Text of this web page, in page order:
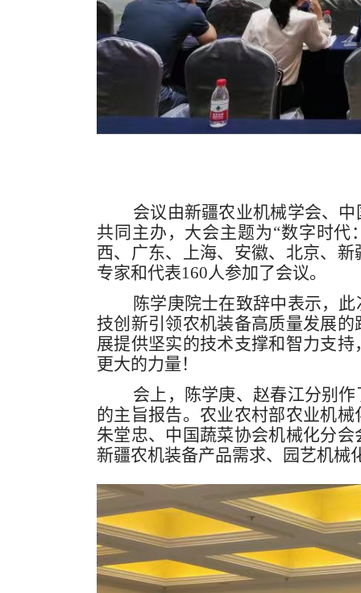
会议 由新疆农业机械学会、 中
共同主办，大会主题为“数字时代
西、广东、上海、安徽、北京、
专家和代表160人参加了会议。
陈学庚院士在致辞中表示，
技创新引领农机装备高质量发展
展提供坚实的技术支撑和智力支
更大的力量！
会上，陈学庚、赵春江分别作
的主旨报告。农业农村部农业机械
朱堂忠、中国蔬菜协会机械化分
新疆农机装备产品需求、园艺机械